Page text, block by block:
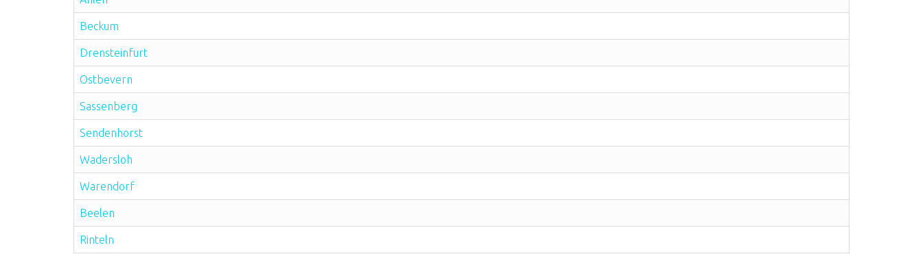
Beckum
Drensteinfurt
Ostbevern
Sassenberg
Sendenhorst
Wadersloh
Warendorf
Beelen
Rinteln